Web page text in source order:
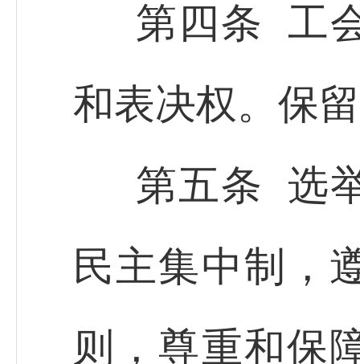
第四条 工
和表决权。保
第五条 选
民主集中制，
则，尊重和保